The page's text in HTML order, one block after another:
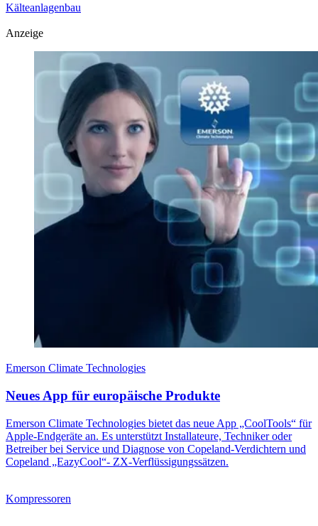
Kälteanlagenbau
Anzeige
Emerson Climate Technologies
Neues App für europäische Produkte
Emerson Climate Technologies bietet das neue App „CoolTools“ für
Apple-Endgeräte an. Es unterstützt Installateure, Techniker oder
Betreiber bei Service und Diagnose von Copeland-Verdichtern und
Copeland „EazyCool“- ZX-Verflüssigungssätzen.
Kompressoren